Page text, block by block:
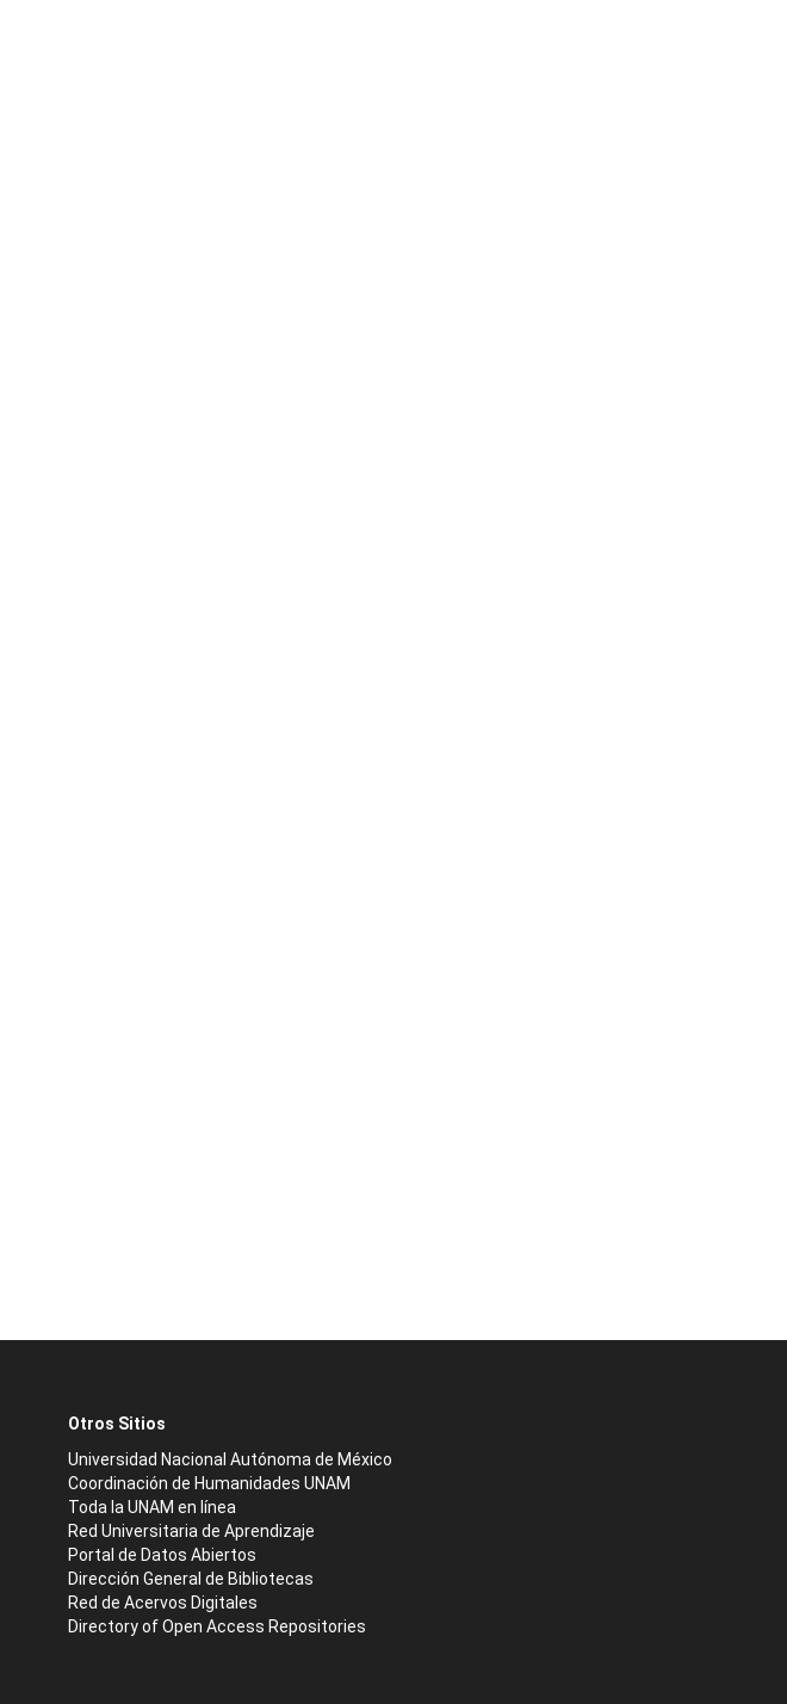
Otros Sitios
Universidad Nacional Autónoma de México
Coordinación de Humanidades UNAM
Toda la UNAM en línea
Red Universitaria de Aprendizaje
Portal de Datos Abiertos
Dirección General de Bibliotecas
Red de Acervos Digitales
Directory of Open Access Repositories